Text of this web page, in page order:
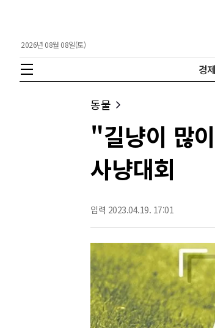
2026년 08월 08일(토)
경제
동물
"길냥이 많
사냥대회
입력 2023.04.19. 17:01